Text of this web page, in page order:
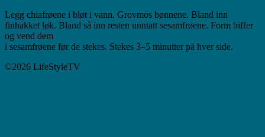
Legg chiafrøene i bløt i vann. Grovmos bønnene. Bland inn
finhakket løk. Bland så inn resten unntatt sesamfrøene. Form biffer
og vend dem
i sesamfrøene før de stekes. Stekes 3–5 minutter på hver side.
©2026 LifeStyleTV